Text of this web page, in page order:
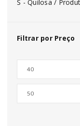
S - Quilosa /
Filtrar por Preço